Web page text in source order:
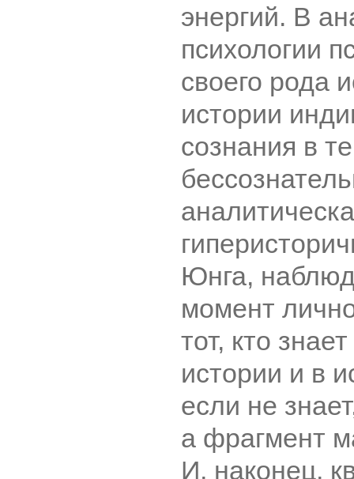
энергий. В
психологии
своего рода
истории
сознания в
Юнга,
момент
тот, кто
истории и в
если не
а фрагмент
И, наконец,